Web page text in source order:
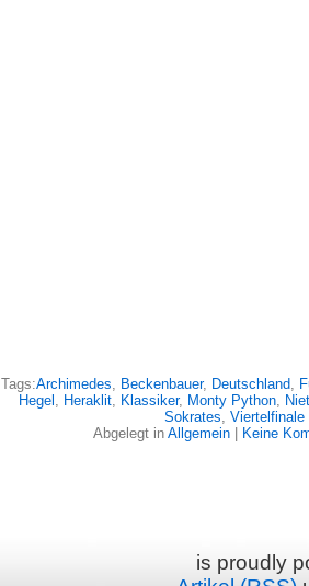
Tags:Archimedes, Beckenbauer, Deutschland,
Hegel , Heraklit, Klassiker, Monty Python,
Sokrates, Viertelfinale
Abgelegt in Allgemein Keine
is proudly